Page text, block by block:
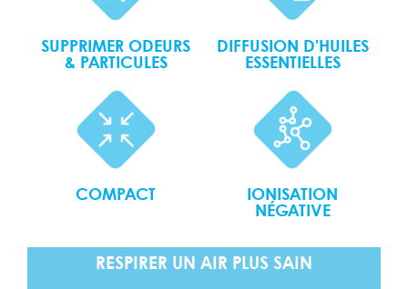
SUPPRIMER ODEURS
& PARTICULES
DIFFUSION D'HUILES
ESSENTIELLES
COMPACT
IONISATION
NÉGATIVE
RESPIRER UN AIR PLUS SAIN